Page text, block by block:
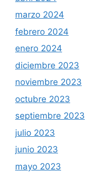
marzo 2024
febrero 2024
enero 2024
diciembre 2023
noviembre 2023
octubre 2023
septiembre 2023
julio 2023
junio 2023
mayo 2023